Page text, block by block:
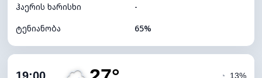
ჰაერის ხარისხი
-
ტენიანობა
65%
ღრუბლიანობა
◔ 13%